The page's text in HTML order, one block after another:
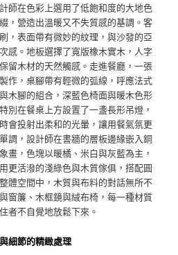
師在色彩上選用了低飽和度的大地色
，營造出溫暖又不失質感的基調。客
，表面帶有微妙的紋理，與沙發的亞
感。地板選擇了寬版橡木實木，人字
留木材的天然觸感。走進餐廳，一張
作，桌腳帶有輕微的弧線，呼應法式
木腳的組合，深藍色椅面與暖木色形
別在餐桌上方設置了一盞長形吊燈，
會投射出柔和的光暈，讓用餐氣氛更
調，設計師在書牆的層板邊緣嵌入銅
畫，色塊以暖橘、米白與灰藍為主，
更活潑的淺綠色與木質傢俱，搭配圓
體空間中，木質與布料的對話無所不
窗簾、木框鏡與絨布椅，每一種材質
者不自覺地放鬆下來。
細節的精緻處理